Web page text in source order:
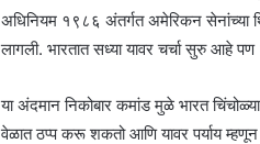
अधिनियम १९८६ अंतर्गत अमेरिकन सेनांच्या
लागली. भारतात सध्या यावर चर्चा सुरु
या अंदमान निकोबार कमांड मुळे भारत
वेळात ठप्प करू शकतो आणि यावर पर्याय